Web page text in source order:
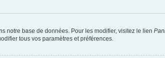
notre base de données. Pour les modifier, visitez le lien
tous vos paramètres et préférences.